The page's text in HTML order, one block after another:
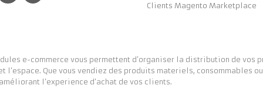
Clients Magento Marketplace
e-commerce vous permettent d’organiser la distribution de vos
l’espace. Que vous vendiez des produits materiels, consommables
l’experience d’achat de vos clients.